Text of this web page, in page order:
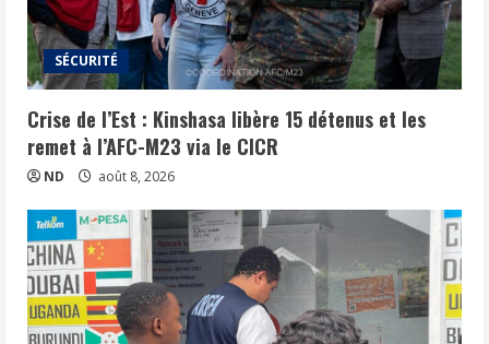
SÉCURITÉ
Crise de l’Est : Kinshasa libère 15 détenus et les
remet à l’AFC-M23 via le CICR
ND août 8, 2026